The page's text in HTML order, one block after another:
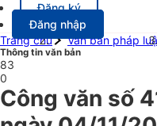
Đăng ký
Đăng nhập
Trang chủ
Văn bản pháp
Thông tin văn bản
83
0
Công văn số